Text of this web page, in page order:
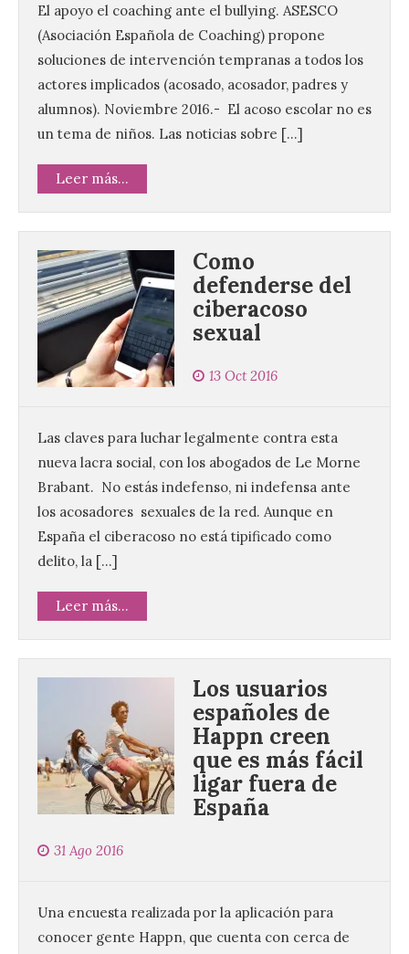
El apoyo el coaching ante el bullying. ASESCO
(Asociación Española de Coaching) propone
soluciones de intervención tempranas a todos los
actores implicados (acosado, acosador, padres y
alumnos). Noviembre 2016.- El acoso escolar no es
un tema de niños. Las noticias sobre […]
Leer más...
Como
defenderse del
ciberacoso
sexual
13 Oct 2016
Las claves para luchar legalmente contra esta
nueva lacra social, con los abogados de Le Morne
Brabant. No estás indefenso, ni indefensa ante
los acosadores sexuales de la red. Aunque en
España el ciberacoso no está tipificado como
delito, la […]
Leer más...
Los usuarios
españoles de
Happn creen
que es más fácil
ligar fuera de
España
31 Ago 2016
Una encuesta realizada por la aplicación para
conocer gente Happn, que cuenta con cerca de